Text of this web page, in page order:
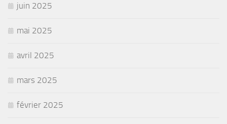
juin 2025
mai 2025
avril 2025
mars 2025
février 2025